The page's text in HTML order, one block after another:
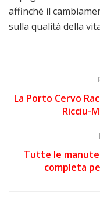
affinché il
sulla qualità della
La Porto Cervo
Ricciu-
Tutte le
completa